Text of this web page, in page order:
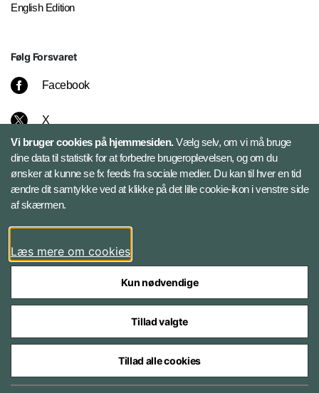
English Edition
Følg Forsvaret
Facebook
X
Instagram
Bluesky
LinkedIn
Styrelser og myndigheder under Forsvarsministeriet
Vi bruger cookies på hjemmesiden.Vælg selv, om vi må bruge
dine data til statistik for at forbedre brugeroplevelsen, og om du
ønsker at kunne se fx feeds fra sociale medier. Du kan til hver en tid
ændre dit samtykke ved at klikke på det lille cookie-ikon i venstre side
af skærmen.
Læs mere om cookies
Kun nødvendige
Tillad valgte
Tillad alle cookies